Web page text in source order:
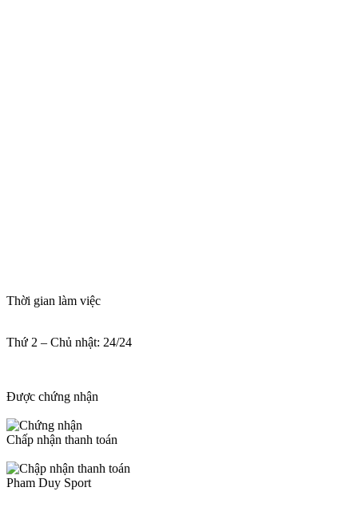
Thời gian làm việc
Thứ 2 – Chủ nhật: 24/24
Được chứng nhận
Chấp nhận thanh toán
Pham Duy Sport